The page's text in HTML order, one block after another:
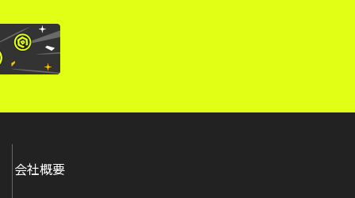
会社概要